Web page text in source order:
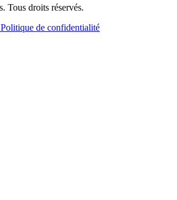
. Tous droits réservés.
Politique de confidentialité